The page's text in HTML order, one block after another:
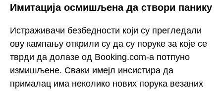
Имитација осмишљена да створи панику
Истраживачи безбедности који су прегледали
ову кампању открили су да су поруке за које се
тврди да долазе од Booking.com-а потпуно
измишљене. Сваки имејл инсистира да
прималац има неколико нових порука везаних